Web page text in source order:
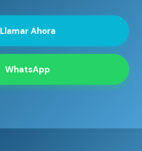
Llamar Ahora
WhatsApp